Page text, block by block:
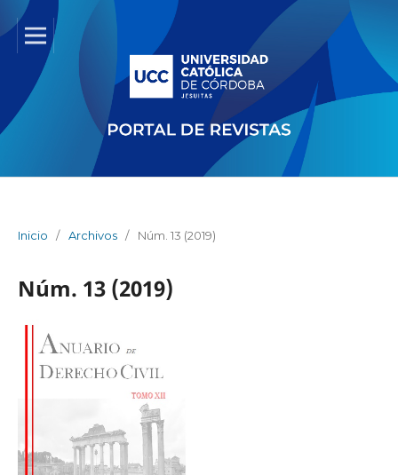
Inicio / Archivos / Núm. 13 (2019)
Núm. 13 (2019)